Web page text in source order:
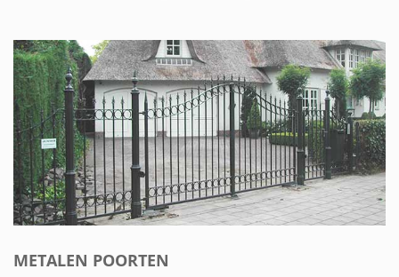
METALEN POORTEN